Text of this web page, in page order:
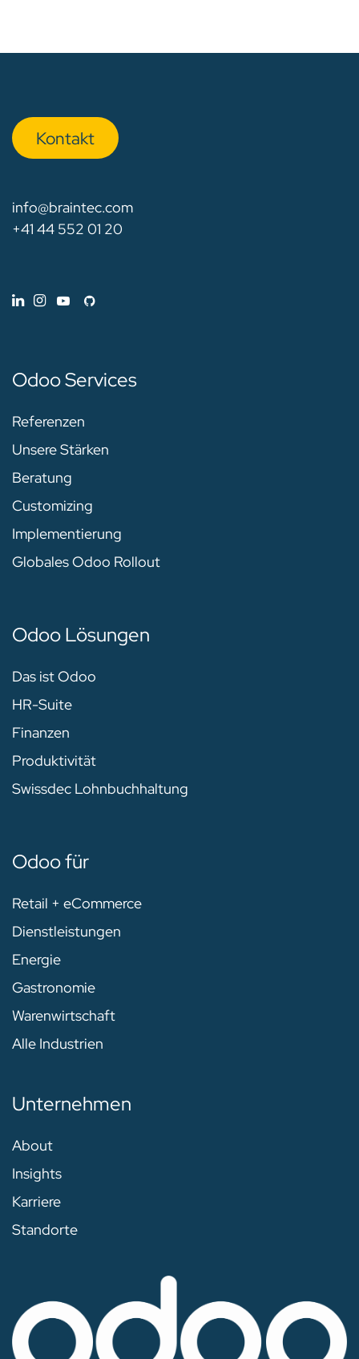
Kon​​​​​​ta​​kt
info@braintec.com
+41 44 552 01 20
Odoo Services
Referenzen
Unsere Stärken
Beratung
Customizing
Implementierung
Globales Odoo Rollout
Odoo Lösungen
Das ist Odoo
HR-Suite
Finanzen
Produktivität
Swissdec Lohnbuchhaltung
Odoo für
Retail + eCommerce
Dienstleistungen
Energie
Gastronomie
Warenwirtschaft
Alle Industrien
Unternehmen
About
Insights
Karriere
Standorte